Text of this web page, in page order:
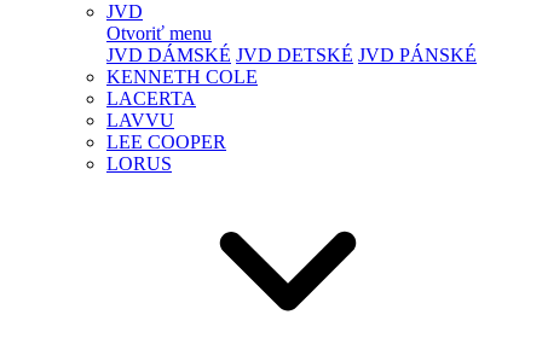
JVD
Otvoriť menu
JVD DÁMSKÉ JVD DETSKÉ JVD PÁNSKÉ
KENNETH COLE
LACERTA
LAVVU
LEE COOPER
LORUS